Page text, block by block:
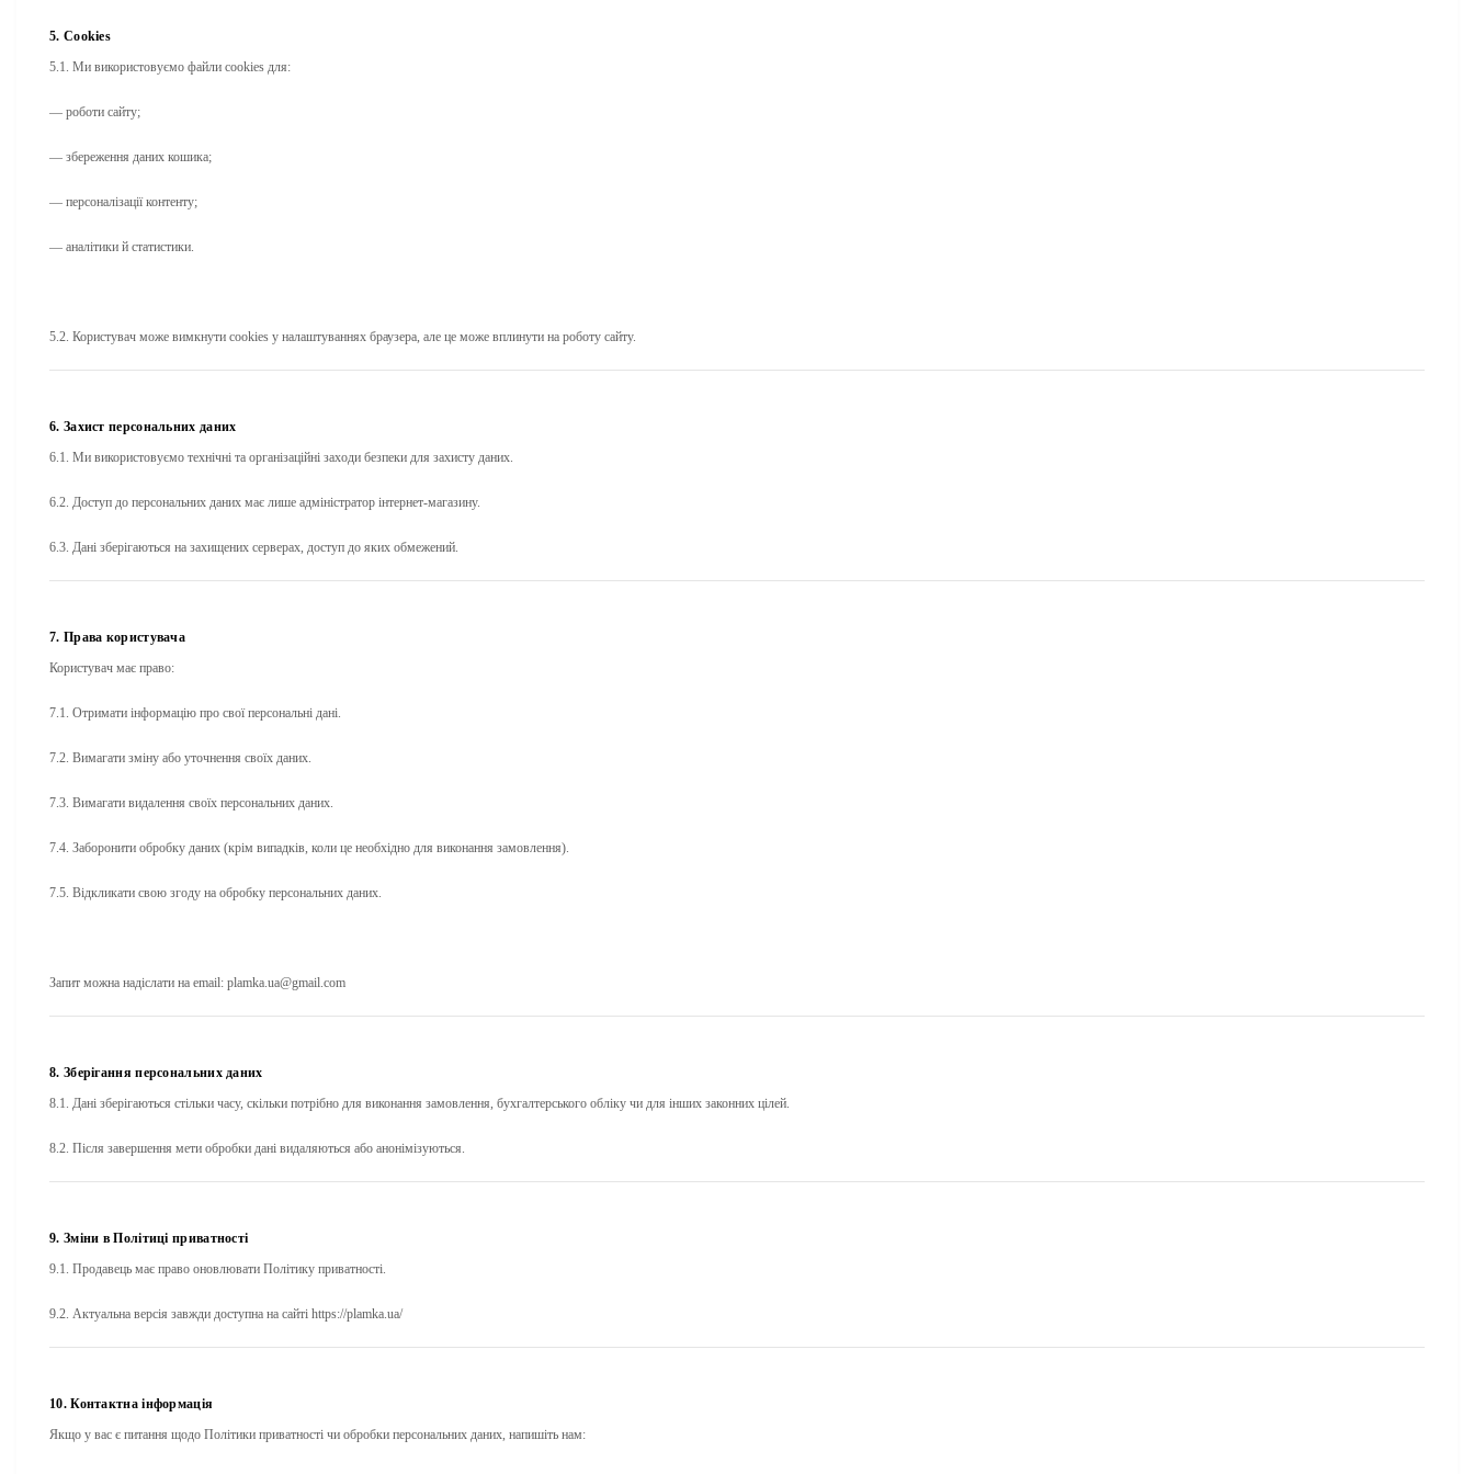
5. Cookies
5.1. Ми використовуємо файли cookies для:
— роботи сайту;
— збереження даних кошика;
— персоналізації контенту;
— аналітики й статистики.
5.2. Користувач може вимкнути cookies у налаштуваннях браузера, але це може вплинути на роботу сайту.
6. Захист персональних даних
6.1. Ми використовуємо технічні та організаційні заходи безпеки для захисту даних.
6.2. Доступ до персональних даних має лише адміністратор інтернет-магазину.
6.3. Дані зберігаються на захищених серверах, доступ до яких обмежений.
7. Права користувача
Користувач має право:
7.1. Отримати інформацію про свої персональні дані.
7.2. Вимагати зміну або уточнення своїх даних.
7.3. Вимагати видалення своїх персональних даних.
7.4. Заборонити обробку даних (крім випадків, коли це необхідно для виконання замовлення).
7.5. Відкликати свою згоду на обробку персональних даних.
Запит можна надіслати на email: plamka.ua@gmail.com
8. Зберігання персональних даних
8.1. Дані зберігаються стільки часу, скільки потрібно для виконання замовлення, бухгалтерського обліку чи для інших законних цілей.
8.2. Після завершення мети обробки дані видаляються або анонімізуються.
9. Зміни в Політиці приватності
9.1. Продавець має право оновлювати Політику приватності.
9.2. Актуальна версія завжди доступна на сайті https://plamka.ua/
10. Контактна інформація
Якщо у вас є питання щодо Політики приватності чи обробки персональних даних, напишіть нам: